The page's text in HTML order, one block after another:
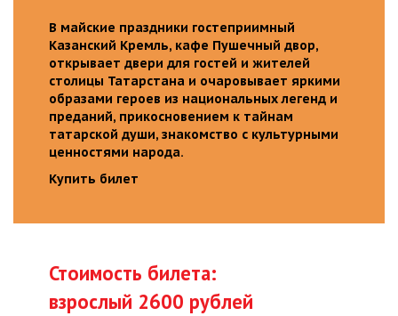
В майские праздники гостеприимный
Казанский Кремль, кафе Пушечный двор,
открывает двери для гостей и жителей
столицы Татарстана и очаровывает яркими
образами героев из национальных легенд и
преданий, прикосновением к тайнам
татарской души, знакомство с культурными
ценностями народа.
Купить билет
Стоимость билета:
взрослый 2600 рублей